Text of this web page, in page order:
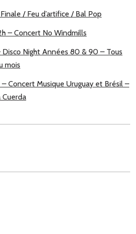
/ Feu d’artifice / Bal Pop
– Concert No Windmills
Disco Night Années 80 & 90 – Tous
mois
Concert Musique Uruguay et Brésil –
Cuerda